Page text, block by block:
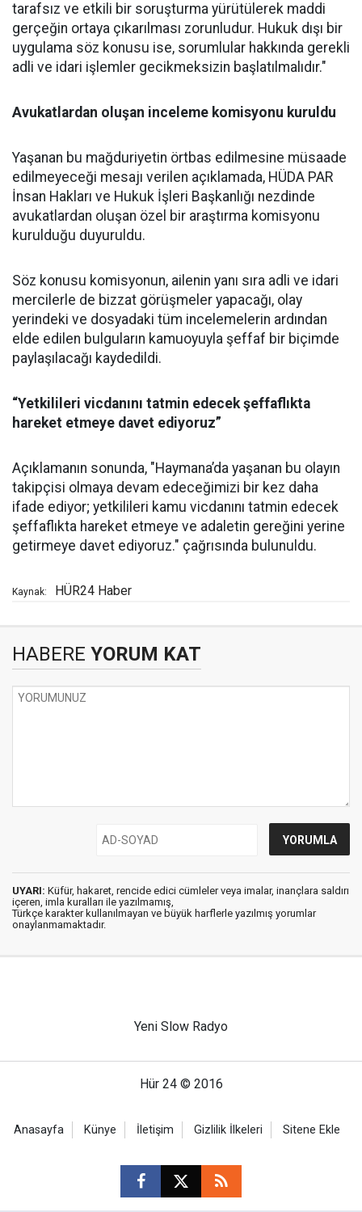
tarafsız ve etkili bir soruşturma yürütülerek maddi
gerçeğin ortaya çıkarılması zorunludur. Hukuk dışı bir
uygulama söz konusu ise, sorumlular hakkında gerekli
adli ve idari işlemler gecikmeksizin başlatılmalıdır."
Avukatlardan oluşan inceleme komisyonu kuruldu
Yaşanan bu mağduriyetin örtbas edilmesine müsaade
edilmeyeceği mesajı verilen açıklamada, HÜDA PAR
İnsan Hakları ve Hukuk İşleri Başkanlığı nezdinde
avukatlardan oluşan özel bir araştırma komisyonu
kurulduğu duyuruldu.
Söz konusu komisyonun, ailenin yanı sıra adli ve idari
mercilerle de bizzat görüşmeler yapacağı, olay
yerindeki ve dosyadaki tüm incelemelerin ardından
elde edilen bulguların kamuoyuyla şeffaf bir biçimde
paylaşılacağı kaydedildi.
“Yetkilileri vicdanını tatmin edecek şeffaflıkta
hareket etmeye davet ediyoruz”
Açıklamanın sonunda, "Haymana’da yaşanan bu olayın
takipçisi olmaya devam edeceğimizi bir kez daha
ifade ediyor; yetkilileri kamu vicdanını tatmin edecek
şeffaflıkta hareket etmeye ve adaletin gereğini yerine
getirmeye davet ediyoruz." çağrısında bulunuldu.
Kaynak: HÜR24 Haber
HABERE YORUM KAT
UYARI: Küfür, hakaret, rencide edici cümleler veya imalar, inançlara saldırı
içeren, imla kuralları ile yazılmamış,
Türkçe karakter kullanılmayan ve büyük harflerle yazılmış yorumlar
onaylanmamaktadır.
Yeni Slow Radyo
Hür 24 © 2016
Anasayfa Künye İletişim Gizlilik İlkeleri Sitene Ekle